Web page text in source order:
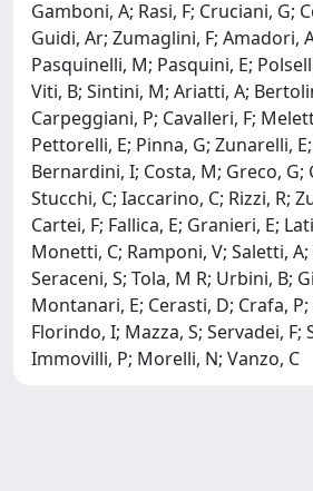
Gamboni, A; Rasi, F; Cruciani, G;
Guidi, Ar; Zumaglini, F; Amadori,
Pasquinelli, M; Pasquini, E;
Viti, B; Sintini, M; Ariatti, A;
Carpeggiani, P; Cavalleri, F;
Pettorelli, E; Pinna, G; Zunarelli,
Bernardini, I; Costa, M; Greco, G;
Stucchi, C; Iaccarino, C; Rizzi, R;
Cartei, F; Fallica, E; Granieri, E;
Monetti, C; Ramponi, V; Saletti, A;
Seraceni, S; Tola, M R; Urbini, B;
Montanari, E; Cerasti, D; Crafa,
Florindo, I; Mazza, S; Servadei, F;
Immovilli, P; Morelli, N; Vanzo, C